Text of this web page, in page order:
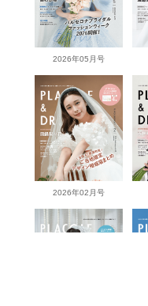
2026年05月号
2026年02月号